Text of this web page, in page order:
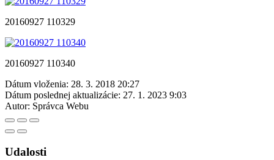
20160927 110329
20160927 110340
Dátum vloženia: 28. 3. 2018 20:27
Dátum poslednej aktualizácie: 27. 1. 2023 9:03
Autor: Správca Webu
Udalosti